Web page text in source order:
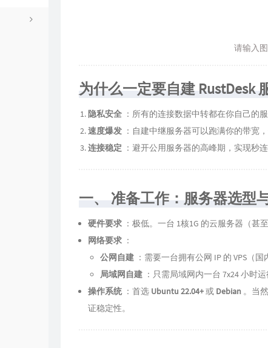
请输入
为什么一定要自建 RustDesk
隐私安全 ：所有的连接数据中转都在你自己的
速度爆发 ：自建中继服务器可以跑满你的带宽
连接稳定 ：避开公用服务器的高峰期，实现秒连
一、 准备工作：服务器选型
硬件要求 ：极低。一台 1核1G 的云服务器（甚
网络要求 ：
公网自建 ：需要一台拥有公网 IP 的 VPS（
局域网自建 ：只需局域网内一台 7x24 小时运
操作系统：首选 Ubuntu 22.04+或 Debian 。当
证稳定性。